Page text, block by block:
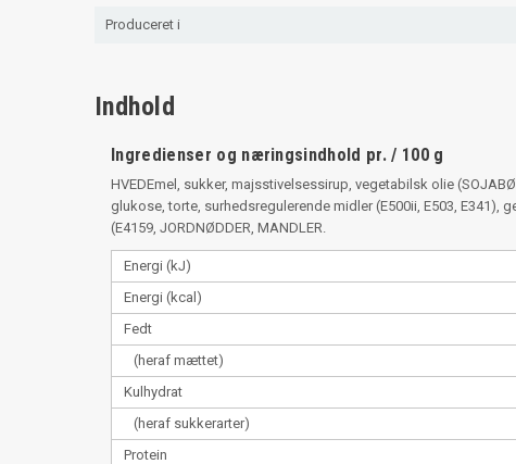
Produceret i
Indhold
Ingredienser og næringsindhold pr. / 100 g
HVEDEmel, sukker, majsstivelsessirup, vegetabilsk olie
glukose, torte, surhedsregulerende midler (E500ii, E503,
(E4159, JORDNØDDER, MANDLER.
Energi (kJ)
Energi (kcal)
Fedt
(heraf mættet)
Kulhydrat
(heraf sukkerarter)
Protein